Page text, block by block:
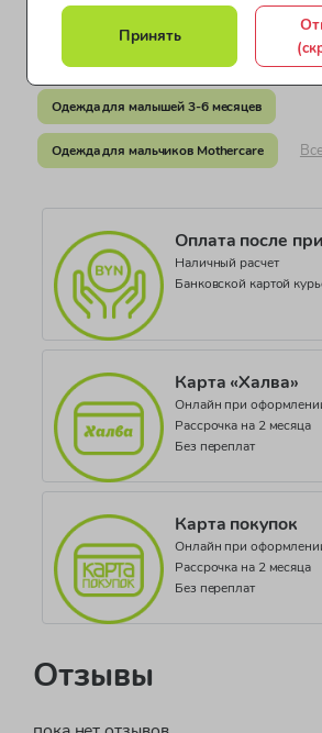
Индия
Документ о соответствии
Коллекция
BABY ESSENTIALS BOYS
Одежда для малышей Mothercare
Одежда для малышей1-3 месяца
Одежда для малышей 3-6 месяцев
Одежда для мальчиков Mothercare
Оплата после
Наличный расчет
Банковской картой
Карта «Халва»
Онлайн при
Рассрочка на 2 месяца
Без переплат
Карта покупок
Онлайн при
Рассрочка на 2 месяца
Без переплат
Отзывы
Принять